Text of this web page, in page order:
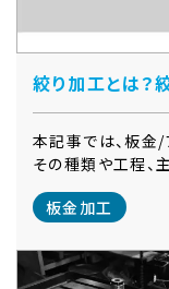
絞り加工とは？
本記事では、板金/
その種類や工程、
板金加工